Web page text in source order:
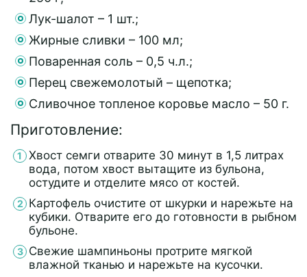
Лук-шалот – 1 шт.;
Жирные сливки – 100 мл;
Поваренная соль – 0,5 ч.л.;
Перец свежемолотый – щепотка;
Сливочное топленое коровье масло – 50 г.
Приготовление:
Хвост семги отварите 30 минут в 1,5 литрах
вода, потом хвост вытащите из бульона,
остудите и отделите мясо от костей.
Картофель очистите от шкурки и нарежьте на
кубики. Отварите его до готовности в рыбном
бульоне.
Свежие шампиньоны протрите мягкой
влажной тканью и нарежьте на кусочки.